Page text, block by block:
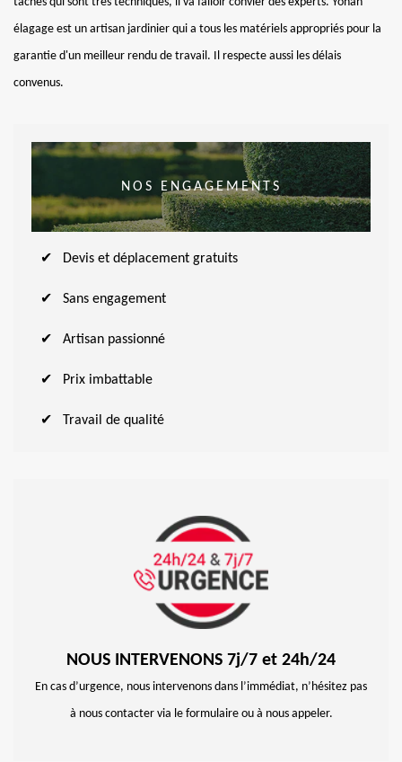
élagage est un artisan jardinier qui a tous les matériels appropriés pour la
garantie d'un meilleur rendu de travail. Il respecte aussi les délais
convenus.
NOS ENGAGEMENTS
Devis et déplacement gratuits
Sans engagement
Artisan passionné
Prix imbattable
Travail de qualité
NOUS INTERVENONS 7j/7 et 24h/24
En cas d’urgence, nous intervenons dans l’immédiat, n’hésitez pas
à nous contacter via le formulaire ou à nous appeler.